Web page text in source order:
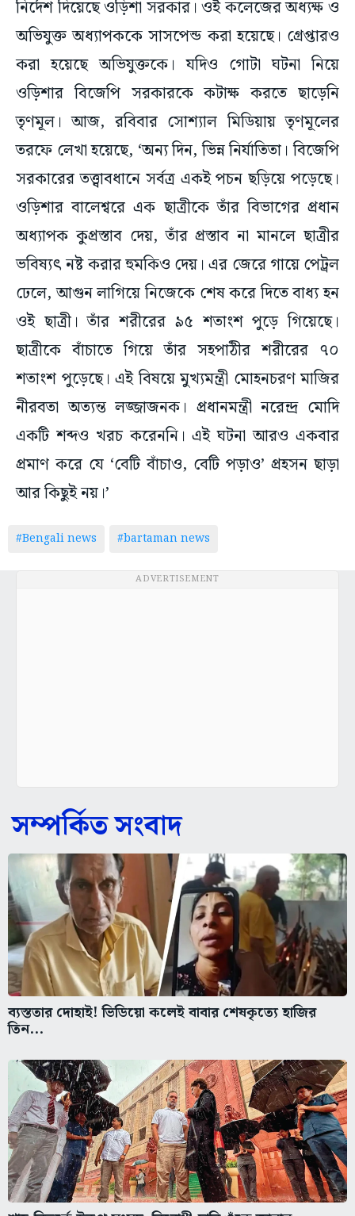
নির্দেশ দিয়েছে ওড়িশা সরকার। ওই কলেজের অধ্যক্ষ ও
অভিযুক্ত অধ্যাপককে সাসপেন্ড করা হয়েছে। গ্রেপ্তারও
করা হয়েছে অভিযুক্তকে। যদিও গোটা ঘটনা নিয়ে
ওড়িশার বিজেপি সরকারকে কটাক্ষ করতে ছাড়েনি
তৃণমূল। আজ, রবিবার সোশ্যাল মিডিয়ায় তৃণমূলের
তরফে লেখা হয়েছে, ‘অন্য দিন, ভিন্ন নির্যাতিতা। বিজেপি
সরকারের তত্ত্বাবধানে সর্বত্র একই পচন ছড়িয়ে পড়েছে।
ওড়িশার বালেশ্বরে এক ছাত্রীকে তাঁর বিভাগের প্রধান
অধ্যাপক কুপ্রস্তাব দেয়, তাঁর প্রস্তাব না মানলে ছাত্রীর
ভবিষ্যৎ নষ্ট করার হুমকিও দেয়। এর জেরে গায়ে পেট্রল
ঢেলে, আগুন লাগিয়ে নিজেকে শেষ করে দিতে বাধ্য হন
ওই ছাত্রী। তাঁর শরীরের ৯৫ শতাংশ পুড়ে গিয়েছে।
ছাত্রীকে বাঁচাতে গিয়ে তাঁর সহপাঠীর শরীরের ৭০
শতাংশ পুড়েছে। এই বিষয়ে মুখ্যমন্ত্রী মোহনচরণ মাজির
নীরবতা অত্যন্ত লজ্জাজনক। প্রধানমন্ত্রী নরেন্দ্র মোদি
একটি শব্দও খরচ করেননি। এই ঘটনা আরও একবার
প্রমাণ করে যে ‘বেটি বাঁচাও, বেটি পড়াও’ প্রহসন ছাড়া
আর কিছুই নয়।’
#Bengali news #bartaman news
ADVERTISEMENT
সম্পর্কিত সংবাদ
ব্যস্ততার দোহাই! ভিডিয়ো কলেই বাবার শেষকৃত্যে হাজির
তিন...